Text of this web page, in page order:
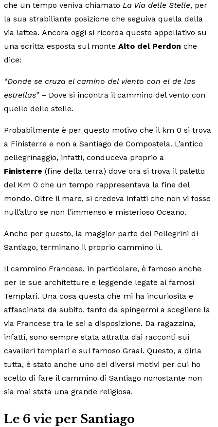
che un tempo veniva chiamato La Via delle Stelle, per
la sua strabiliante posizione che seguiva quella della
via lattea. Ancora oggi si ricorda questo appellativo su
una scritta esposta sul monte Alto del Perdon che
dice:
“Donde se cruza el camino del viento con el de las
estrellas”– Dove si incontra il cammino del vento con
quello delle stelle.
Probabilmente è per questo motivo che il km 0 si trova
a Finisterre e non a Santiago de Compostela. L’antico
pellegrinaggio, infatti, conduceva proprio a
Finisterre (fine della terra) dove ora si trova il paletto
del Km 0 che un tempo rappresentava la fine del
mondo. Oltre il mare, si credeva infatti che non vi fosse
null’altro se non l’immenso e misterioso Oceano.
Anche per questo, la maggior parte dei Pellegrini di
Santiago, terminano il proprio cammino li.
Il cammino Francese, in particolare, è famoso anche
per le sue architetture e leggende legate ai famosi
Templari. Una cosa questa che mi ha incuriosita e
affascinata da subito, tanto da spingermi a scegliere la
via Francese tra le sei a disposizione. Da ragazzina,
infatti, sono sempre stata attratta dai racconti sui
cavalieri templari e sul famoso Graal. Questo, a dirla
tutta, è stato anche uno dei diversi motivi per cui ho
scelto di fare il cammino di Santiago nonostante non
sia mai stata una grande religiosa.
Le 6 vie per Santiago